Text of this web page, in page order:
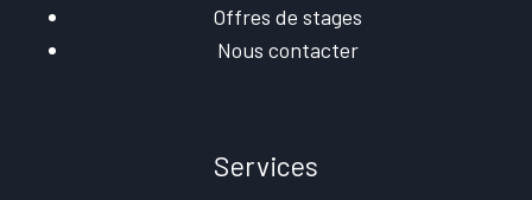
Offres de stages
Nous contacter
Services